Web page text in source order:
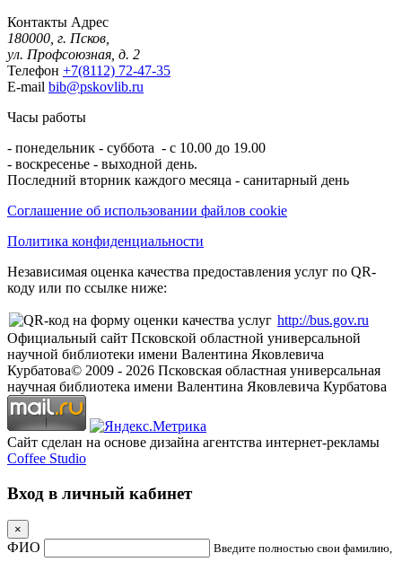
Контакты Адрес
180000, г. Псков,
ул. Профсоюзная, д. 2
Телефон +7(8112) 72-47-35
E-mail bib@pskovlib.ru
Часы работы
- понедельник - суббота - с 10.00 до 19.00
- воскресенье - выходной день.
Последний вторник каждого месяца - санитарный день
Соглашение об использовании файлов cookie
Политика конфиденциальности
Независимая оценка качества предоставления услуг по QR-
коду или по ссылке ниже:
http://bus.gov.ru
Официальный сайт Псковской областной универсальной
научной библиотеки имени Валентина Яковлевича
Курбатова© 2009 - 2026 Псковская областная универсальная
научная библиотека имени Валентина Яковлевича Курбатова
Сайт сделан на основе дизайна агентства интернет-рекламы
Coffee Studio
Вход в личный кабинет
×
ФИО
Введите полностью свои фамилию,